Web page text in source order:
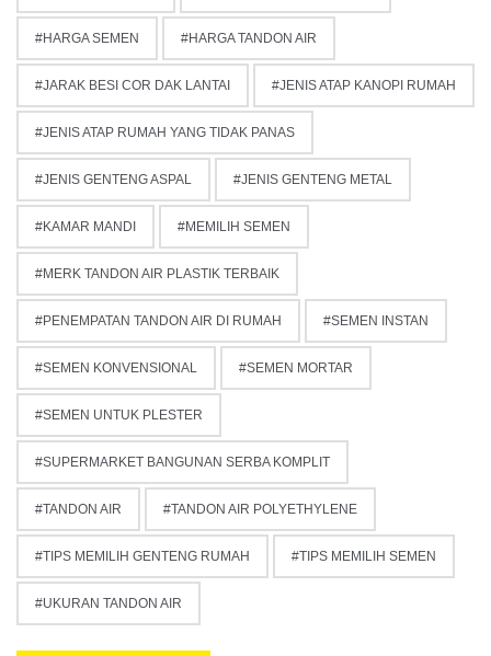
HARGA SEMEN HARGA TANDON AIR
JARAK BESI COR DAK LANTAI JENIS ATAP KANOPI RUMAH
JENIS ATAP RUMAH YANG TIDAK PANAS
JENIS GENTENG ASPAL JENIS GENTENG METAL
KAMAR MANDI MEMILIH SEMEN
MERK TANDON AIR PLASTIK TERBAIK
PENEMPATAN TANDON AIR DI RUMAH SEMEN INSTAN
SEMEN KONVENSIONAL SEMEN MORTAR
SEMEN UNTUK PLESTER
SUPERMARKET BANGUNAN SERBA KOMPLIT
TANDON AIR TANDON AIR POLYETHYLENE
TIPS MEMILIH GENTENG RUMAH TIPS MEMILIH SEMEN
UKURAN TANDON AIR